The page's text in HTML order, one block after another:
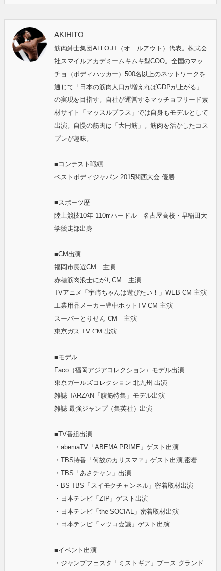
AKIHITO
筋肉紳士集団ALLOUT（オールアウト）代表。株式会
社スマイルアカデミームキムキ型COO。全国のマッ
チョ（ボディハッカー）500名以上のネットワークを
通じて「日本の筋肉人口が増えればGDPが上がる」
の実現を目指す。自社が運営するマッチョフリード素
材サイト「マッスルプラス」では自身もモデルとして
出演。自慢の筋肉は「大円筋」。筋肉を活かしたコス
プレが趣味。
■コンテスト戦績
ベストボディジャパン 2015関西大会 優勝
■スポーツ歴
陸上競技10年 110mハードル 名古屋高校・早稲田大
学競走部出身
■CM出演
福岡市長選CM 主演
赤穂筋肉浪士にがりCM 主演
TVアニメ「宇崎ちゃんは遊びたい！」WEB CM 主演
工業用品メーカー豊中ホットTV CM 主演
スーパーとりせん CM 主演
東京ガス TV CM 出演
■モデル
Faco（福岡アジアコレクション）モデル出演
東京ガールズコレクション 北九州 出演
雑誌 TARZAN「腹筋特集」モデル出演
雑誌 最強ジャンプ（集英社）出演
■TV番組出演
・abemaTV「ABEMA PRIME」ゲスト出演
・TBS特番「何故のカリスマ？」ゲスト出演,密着
・TBS「あさチャン」出演
・BS TBS「スイモクチャンネル」密着取材出演
・日本テレビ「ZIP」ゲスト出演
・日本テレビ「the SOCIAL」密着取材出演
・日本テレビ「マツコ会議」ゲスト出演
■イベント出演
・ジャンプフェスタ「ミストギア」ブース グランド